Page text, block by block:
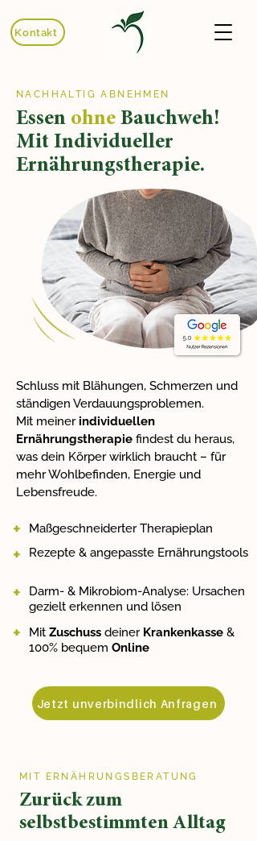
Kontakt
NACHHALTIG ABNEHMEN
Essen ohne Bauchweh!
Mit Individueller
Ernährungstherapie.
Schluss mit Blähungen, Schmerzen und
ständigen Verdauungsproblemen.
Mit meiner individuellen
Ernährungstherapie findest du heraus,
was dein Körper wirklich braucht – für
mehr Wohlbefinden, Energie und
Lebensfreude.
+ Maßgeschneiderter Therapieplan
+ Rezepte & angepasste Ernährungstools
+
Darm- & Mikrobiom-Analyse: Ursachen
gezielt erkennen und lösen
+ Mit Zuschuss deiner Krankenkasse &
100% bequem Online
Jetzt unverbindlich Anfragen
MIT ERNÄHRUNGSBERATUNG
Zurück zum
selbstbestimmten Alltag